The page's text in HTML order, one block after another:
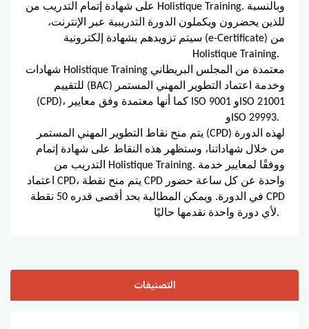
على شهادة إتمام التدريب من Holistique Training. وبالنسبة
للذين يحضرون ويكملون الدورة التدريبية عبر الإنترنت،
سيتم تزويدهم بشهادة إلكترونية (e-Certificate) من
Holistique Training.
شهادات Holistique Training معتمدة من المجلس البريطاني
للتقييم (BAC) وخدمة اعتماد التطوير المهني المستمر
(CPD)، كما أنها معتمدة وفق معايير ISO 9001 وISO 21001
وISO 29993.
يتم منح نقاط التطوير المهني المستمر (CPD) لهذه الدورة
من خلال شهاداتنا، وستظهر هذه النقاط على شهادة إتمام
التدريب من Holistique Training. ووفقًا لمعايير خدمة
اعتماد CPD، يتم منح نقطة CPD واحدة عن كل ساعة حضور
في الدورة. ويمكن المطالبة بحد أقصى قدره 50 نقطة CPD
لأي دورة واحدة نقدمها حاليًا.
التصنيفات